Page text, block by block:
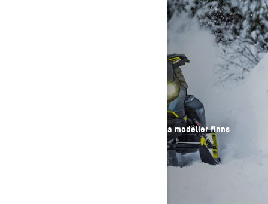
ÅRSMODELL 2026 I
Har du spanat in en Ski-Doo 2026? Utvalda modeller finns